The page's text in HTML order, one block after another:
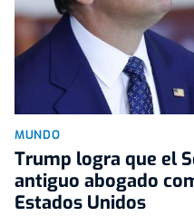
MUNDO
Trump logra que el
antiguo abogado
Estados Unidos